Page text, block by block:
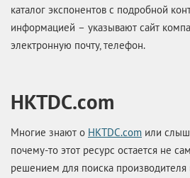
каталог экспонентов с подробной
информацией – указывают сайт
электронную почту, телефон.
HKTDC.com
Многие знают о HKTDC.com или
почему-то этот ресурс остается не
решением для поиска производителя